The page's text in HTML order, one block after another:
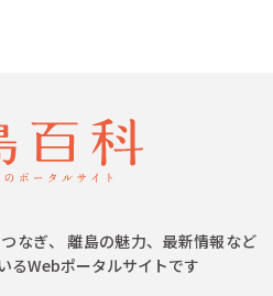
なぎ、 離島の魅力、最新情報など
るWebポータルサイトです